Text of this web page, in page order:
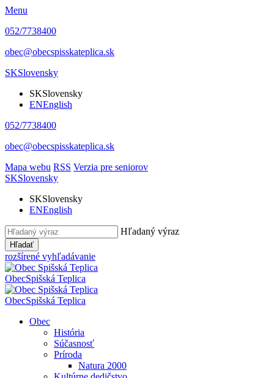
Menu
052/7738400
obec@obecspisskateplica.sk
SKSlovensky
SKSlovensky
ENEnglish
052/7738400
obec@obecspisskateplica.sk
Mapa webu RSS Verzia pre seniorov
SKSlovensky
SKSlovensky
ENEnglish
Hľadaný výraz
Hľadať
rozšírené vyhľadávanie
ObecSpišská Teplica
ObecSpišská Teplica
Obec
História
Súčasnosť
Príroda
Natura 2000